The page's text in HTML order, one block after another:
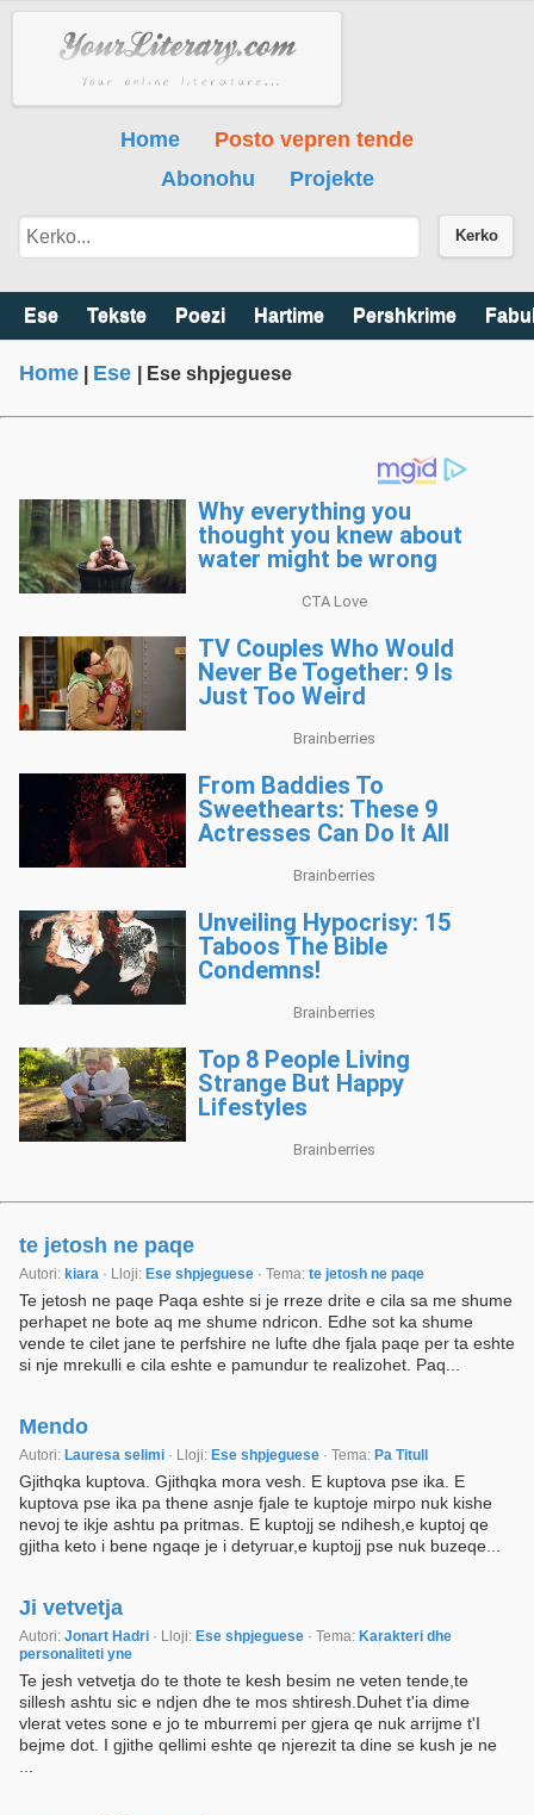
Home
Posto vepren tende
Abonohu
Projekte
Kerko
Ese Tekste Poezi Hartime Pershkrime
Home Ese | Ese shpjeguese
te jetosh ne paqe
Autori: kiara · Lloji: Ese shpjeguese · Tema: te jetosh ne paqe
Te jetosh ne paqe Paqa eshte si je rreze drite e cila sa me shume
perhapet ne bote aq me shume ndricon. Edhe sot ka shume
vende te cilet jane te perfshire ne lufte dhe fjala paqe per ta eshte
si nje mrekulli e cila eshte e pamundur te realizohet. Paq...
Mendo
Autori: Lauresa selimi · Lloji: Ese shpjeguese · Tema: Pa Titull
Gjithqka kuptova. Gjithqka mora vesh. E kuptova pse ika. E
kuptova pse ika pa thene asnje fjale te kuptoje mirpo nuk kishe
nevoj te ikje ashtu pa pritmas. E kuptojj se ndihesh,e kuptoj qe
gjitha keto i bene ngaqe je i detyruar,e kuptojj pse nuk buzeqe...
Ji vetvetja
Autori: Jonart Hadri · Lloji: Ese shpjeguese · Tema: Karakteri dhe
personaliteti yne
Te jesh vetvetja do te thote te kesh besim ne veten tende,te
sillesh ashtu sic e ndjen dhe te mos shtiresh.Duhet t'ia dime
vlerat vetes sone e jo te mburremi per gjera qe nuk arrijme t'I
bejme dot. I gjithe qellimi eshte qe njerezit ta dine se kush je ne